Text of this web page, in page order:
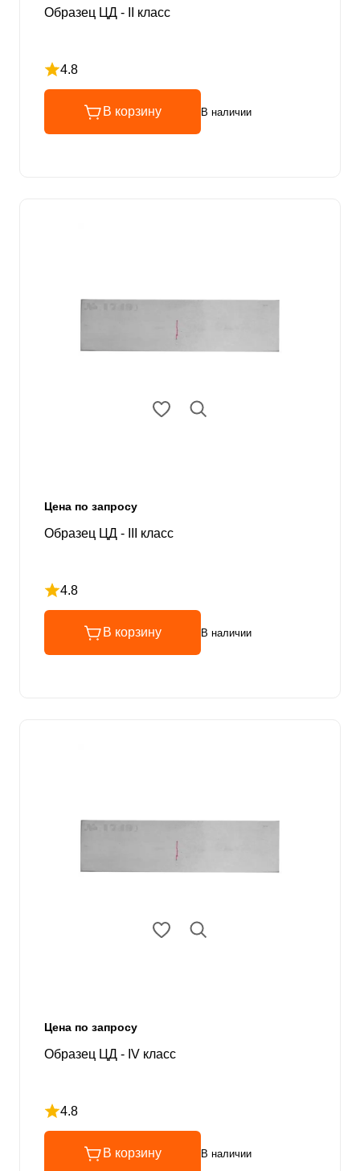
Образец ЦД - II класс
4.8
Рейтинг 4.8 из 5
В корзину В наличии
Цена по запросу
Образец ЦД - III класс
4.8
Рейтинг 4.8 из 5
В корзину В наличии
Цена по запросу
Образец ЦД - IV класс
4.8
Рейтинг 4.8 из 5
В корзину В наличии